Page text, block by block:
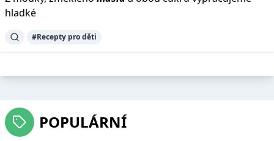
hladké
#Recepty pro děti
POPULÁRNÍ